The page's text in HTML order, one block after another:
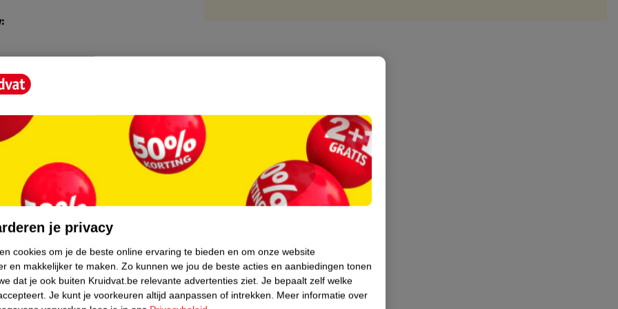
je privacy
cookies om je de beste online ervaring te bieden en om onze website
en makkelijker te maken. Zo kunnen we jou de beste acties en aanbiedingen tonen
dat je ook buiten Kruidvat.be relevante advertenties ziet. Je bepaalt zelf welke
Je kunt je voorkeuren altijd aanpassen of intrekken. Meer informatie over